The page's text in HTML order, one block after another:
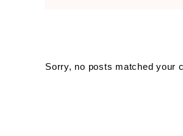
Sorry, no posts matched your